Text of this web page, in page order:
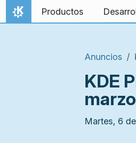
Ir al contenido
Inicio
Productos
Anuncios
KDE
marzo
Martes, 6